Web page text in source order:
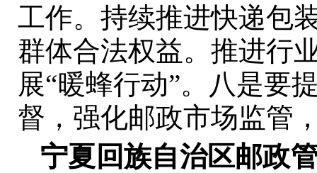
工作。持续推进快递包
群体合法权益。推进行
展“暖蜂行动”。八是要
督，强化邮政市场监管
宁夏回族自治区邮政